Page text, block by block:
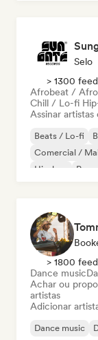
Selo
> 1300
Afrobeat /
Chill / Lo-fi
Assinar artistas
Beats / Lo-fi
Comercial /
Hip-hop
Pop
> 1800
Dance music
Achar ou
artistas
Adicionar
Dance music